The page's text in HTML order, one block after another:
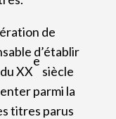
de
d’établir
XX
e
siècle
parmi la
titres parus